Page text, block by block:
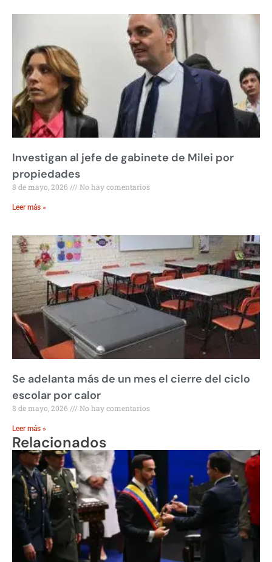
Investigan al jefe de gabinete de Milei por
propiedades
8 de mayo, 2026 No hay comentarios
Leer más »
Se adelanta más de un mes el cierre del ciclo
escolar por calor
8 de mayo, 2026 No hay comentarios
Leer más »
Relacionados